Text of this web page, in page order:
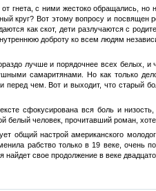
гнета, с ними жестоко обращались,
круг? Вот этому вопросу и
как скот, дети разлучаются с
доброту ко всем людям
лучше и порядочнее всех белых,
самаритянами. Но как только
перед чем. Вот и выходит, что
сфокусирована вся боль и
белый человек, прочитавший роман,
общий настрой американского
рабство только в 19 веке, очень
свое продолжение в веке